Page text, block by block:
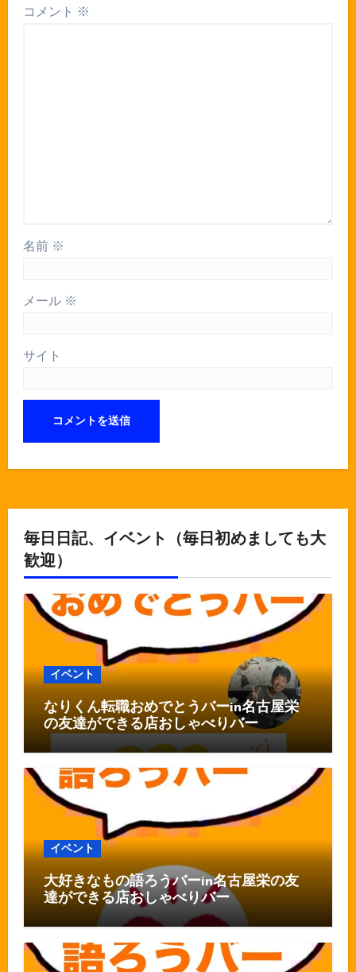
コメント ※
名前 ※
メール ※
サイト
毎日日記、イベント（毎日初めましても大
歓迎）
イベント
なりくん転職おめでとうバーin名古屋栄
の友達ができる店おしゃべりバー
イベント
大好きなもの語ろうバーin名古屋栄の友
達ができる店おしゃべりバー